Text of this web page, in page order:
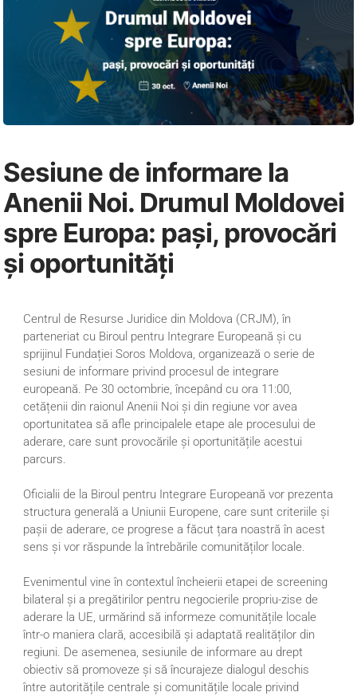
Sesiune de informare la
Anenii Noi. Drumul Moldovei
spre Europa: pași, provocări
și oportunități
Centrul de Resurse Juridice din Moldova (CRJM), în
parteneriat cu Biroul pentru Integrare Europeană și cu
sprijinul Fundației Soros Moldova, organizează o serie de
sesiuni de informare privind procesul de integrare
europeană. Pe 30 octombrie, începând cu ora 11:00,
cetățenii din raionul Anenii Noi și din regiune vor avea
oportunitatea să afle principalele etape ale procesului de
aderare, care sunt provocările și oportunitățile acestui
parcurs.
Oficialii de la Biroul pentru Integrare Europeană vor prezenta
structura generală a Uniunii Europene, care sunt criteriile și
pașii de aderare, ce progrese a făcut țara noastră în acest
sens și vor răspunde la întrebările comunităților locale.
Evenimentul vine în contextul încheierii etapei de screening
bilateral și a pregătirilor pentru negocierile propriu-zise de
aderare la UE, urmărind să informeze comunitățile locale
într-o maniera clară, accesibilă și adaptată realităților din
regiuni. De asemenea, sesiunile de informare au drept
obiectiv să promoveze și să încurajeze dialogul deschis
între autoritățile centrale și comunitățile locale privind